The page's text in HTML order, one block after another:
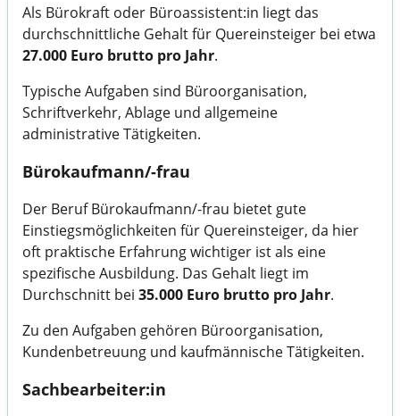
Als Bürokraft oder Büroassistent:in liegt das
durchschnittliche Gehalt für Quereinsteiger bei etwa
27.000 Euro brutto pro Jahr.
Typische Aufgaben sind Büroorganisation,
Schriftverkehr, Ablage und allgemeine
administrative Tätigkeiten.
Bürokaufmann/-frau
Der Beruf Bürokaufmann/-frau bietet gute
Einstiegsmöglichkeiten für Quereinsteiger, da hier
oft praktische Erfahrung wichtiger ist als eine
spezifische Ausbildung. Das Gehalt liegt im
Durchschnitt bei 35.000 Euro brutto pro Jahr.
Zu den Aufgaben gehören Büroorganisation,
Kundenbetreuung und kaufmännische Tätigkeiten.
Sachbearbeiter:in